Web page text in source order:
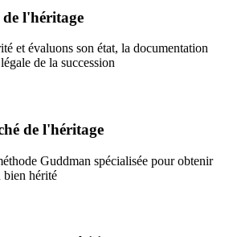
l'héritage
et évaluons son état, la documentation
de la succession
de l'héritage
Guddman spécialisée pour obtenir
bien hérité